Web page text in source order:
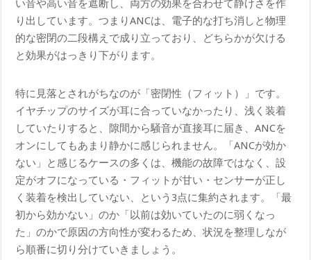
い音や高い音を遮断し、両方の効果を合わせて静けさを作
り出しています。つまりANCは、電子的な打ち消しと物理
的な密閉の二段構えで成り立っており、どちらかが欠ける
と効果がはっきり下がります。
特に見落とされがちなのが「密閉性（フィット）」です。
イヤチップのサイズが耳に合っていなかったり、浅く装着
していたりすると、隙間から騒音が直接耳に届き、ANCを
オンにしてもあまり静かに感じられません。「ANCが効か
ない」と感じるケースの多くは、機能の故障ではなく、設
定がオフになっている・フィットが甘い・センサーが正し
く装着を検出していない、という3点に集約されます。「最
初から効かない」のか「以前は効いていたのに弱くなっ
た」のかで原因の方向性が変わるため、状況を整理しなが
ら順番に切り分けていきましょう。